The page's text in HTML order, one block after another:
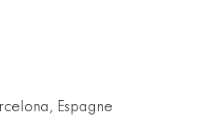
Espagne